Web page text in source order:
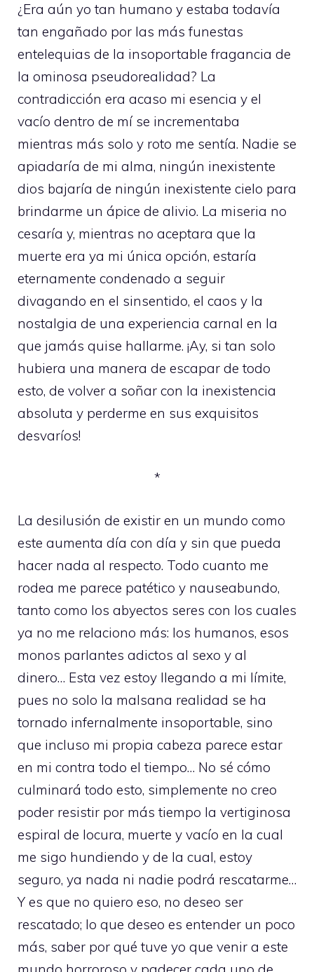
¿Era aún yo tan humano y estaba todavía
tan engañado por las más funestas
entelequias de la insoportable fragancia de
la ominosa pseudorealidad? La
contradicción era acaso mi esencia y el
vacío dentro de mí se incrementaba
mientras más solo y roto me sentía. Nadie se
apiadaría de mi alma, ningún inexistente
dios bajaría de ningún inexistente cielo para
brindarme un ápice de alivio. La miseria no
cesaría y, mientras no aceptara que la
muerte era ya mi única opción, estaría
eternamente condenado a seguir
divagando en el sinsentido, el caos y la
nostalgia de una experiencia carnal en la
que jamás quise hallarme. ¡Ay, si tan solo
hubiera una manera de escapar de todo
esto, de volver a soñar con la inexistencia
absoluta y perderme en sus exquisitos
desvaríos!
*
La desilusión de existir en un mundo como
este aumenta día con día y sin que pueda
hacer nada al respecto. Todo cuanto me
rodea me parece patético y nauseabundo,
tanto como los abyectos seres con los cuales
ya no me relaciono más: los humanos, esos
monos parlantes adictos al sexo y al
dinero… Esta vez estoy llegando a mi límite,
pues no solo la malsana realidad se ha
tornado infernalmente insoportable, sino
que incluso mi propia cabeza parece estar
en mi contra todo el tiempo… No sé cómo
culminará todo esto, simplemente no creo
poder resistir por más tiempo la vertiginosa
espiral de locura, muerte y vacío en la cual
me sigo hundiendo y de la cual, estoy
seguro, ya nada ni nadie podrá rescatarme…
Y es que no quiero eso, no deseo ser
rescatado; lo que deseo es entender un poco
más, saber por qué tuve yo que venir a este